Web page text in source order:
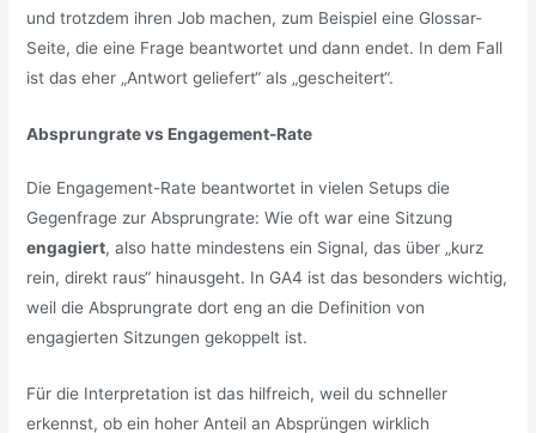
und trotzdem ihren Job machen, zum Beispiel eine Glossar-
Seite, die eine Frage beantwortet und dann endet. In dem Fall
ist das eher „Antwort geliefert“ als „gescheitert“.
Absprungrate vs Engagement-Rate
Die Engagement-Rate beantwortet in vielen Setups die
Gegenfrage zur Absprungrate: Wie oft war eine Sitzung
engagiert, also hatte mindestens ein Signal, das über „kurz
rein, direkt raus“ hinausgeht. In GA4 ist das besonders wichtig,
weil die Absprungrate dort eng an die Definition von
engagierten Sitzungen gekoppelt ist.
Für die Interpretation ist das hilfreich, weil du schneller
erkennst, ob ein hoher Anteil an Absprüngen wirklich